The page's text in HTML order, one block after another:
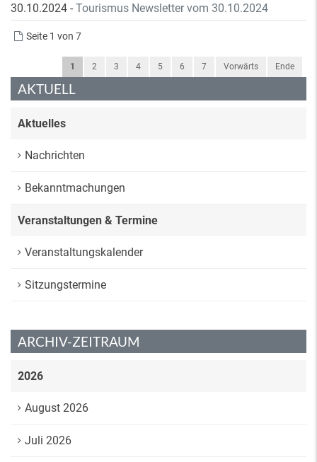
30.10.2024 - Tourismus Newsletter vom 30.10.2024
Seite 1 von 7
1 2 3 4 5 6 7 Vorwärts Ende
AKTUELL
Aktuelles
Nachrichten
Bekanntmachungen
Veranstaltungen & Termine
Veranstaltungskalender
Sitzungstermine
ARCHIV-ZEITRAUM
2026
August 2026
Juli 2026